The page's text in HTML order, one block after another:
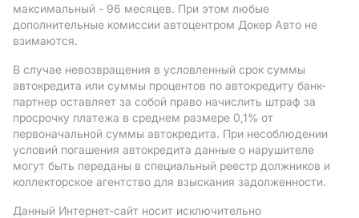
максимальный - 96 месяцев. При этом любые
дополнительные комиссии автоцентром Докер Авто не
взимаются.
В случае невозвращения в условленный срок суммы
автокредита или суммы процентов по автокредиту банк-
партнер оставляет за собой право начислить штраф за
просрочку платежа в среднем размере 0,1% от
первоначальной суммы автокредита. При несоблюдении
условий погашения автокредита данные о нарушителе
могут быть переданы в специальный реестр должников и
коллекторское агентство для взыскания задолженности.
Данный Интернет-сайт носит исключительно